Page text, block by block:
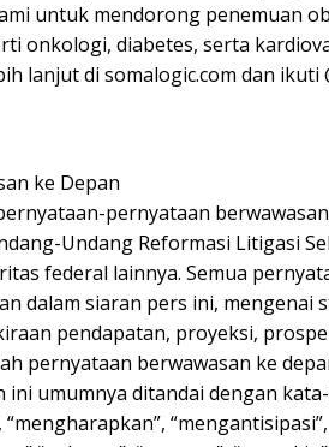
untuk mendorong penemuan
onkologi, diabetes, serta
lanjut di somalogic.com dan ikuti
ke Depan
pernyataan
Undang Reformasi Litigasi
federal lainnya. Semua
dalam siaran pers ini, mengenai
pendapatan, proyeksi,
pernyataan berwawasan ke
umumnya ditandai dengan kata-
“mengharapkan”,